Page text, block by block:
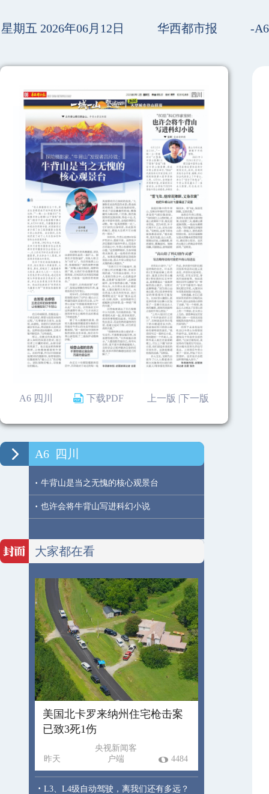
星期五 2026年06月12日 华西都市报 -
A6 四川 下载PDF 下一版
上一版 |
A6 四川
· 牛背山是当之无愧的核心观景台
· 也许会将牛背山写进科幻小说
大家都在看
美国北卡罗来纳州住宅枪击案
已致3死1伤
昨天
央视新闻客
户端
4484
· L3、L4级自动驾驶，离我们还有多远？